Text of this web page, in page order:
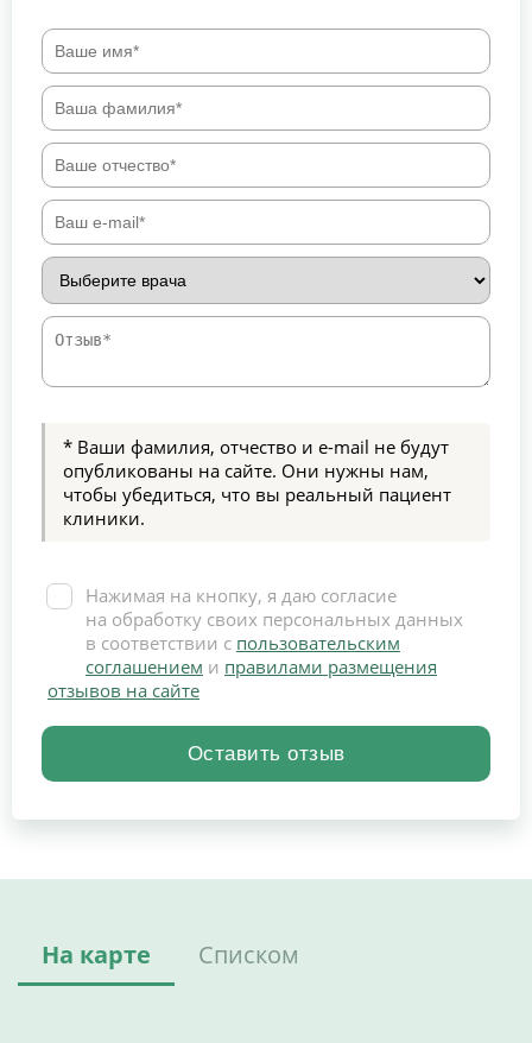
* Ваши фамилия, отчество и e-mail не будут
опубликованы на сайте. Они нужны нам,
чтобы убедиться, что вы реальный пациент
клиники.
Нажимая на кнопку, я даю согласие
на обработку своих персональных данных
в соответствии с пользовательским
соглашением и правилами размещения
отзывов на сайте
На карте Списком